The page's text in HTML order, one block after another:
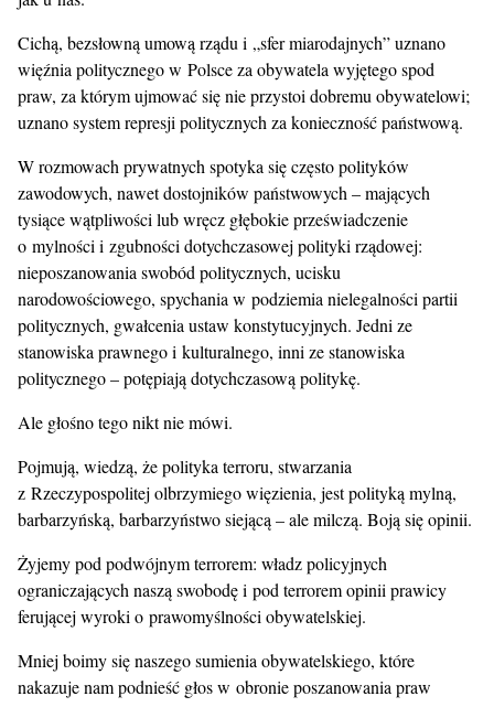
Cichą, bezsłowną umową rządu i „sfer miarodajnych” uznano
więźnia politycznego w Polsce za obywatela wyjętego spod
praw, za którym ujmować się nie przystoi dobremu obywatelowi;
uznano system represji politycznych za konieczność państwową.
W rozmowach prywatnych spotyka się często polityków
zawodowych, nawet dostojników państwowych – mających
tysiące wątpliwości lub wręcz głębokie przeświadczenie
o mylności i zgubności dotychczasowej polityki rządowej:
nieposzanowania swobód politycznych, ucisku
narodowościowego, spychania w podziemia nielegalności partii
politycznych, gwałcenia ustaw konstytucyjnych. Jedni ze
stanowiska prawnego i kulturalnego, inni ze stanowiska
politycznego – potępiają dotychczasową politykę.
Ale głośno tego nikt nie mówi.
Pojmują, wiedzą, że polityka terroru, stwarzania
z Rzeczypospolitej olbrzymiego więzienia, jest polityką mylną,
barbarzyńską, barbarzyństwo siejącą – ale milczą. Boją się opinii.
Żyjemy pod podwójnym terrorem: władz policyjnych
ograniczających naszą swobodę i pod terrorem opinii prawicy
ferującej wyroki o prawomyślności obywatelskiej.
Mniej boimy się naszego sumienia obywatelskiego, które
nakazuje nam podnieść głos w obronie poszanowania praw